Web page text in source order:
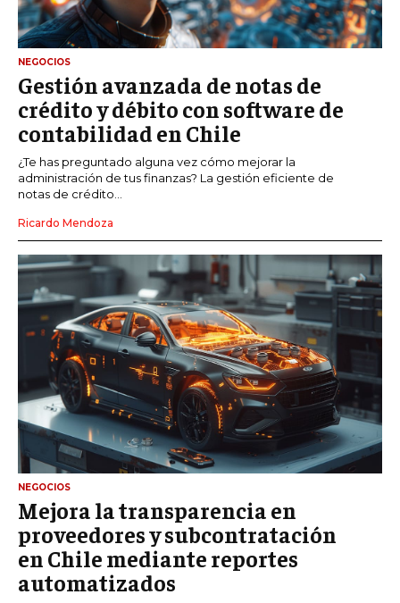
NEGOCIOS
Gestión avanzada de notas de
crédito y débito con software de
contabilidad en Chile
¿Te has preguntado alguna vez cómo mejorar la
administración de tus finanzas? La gestión eficiente de
notas de crédito...
Ricardo Mendoza
NEGOCIOS
Mejora la transparencia en
proveedores y subcontratación
en Chile mediante reportes
automatizados